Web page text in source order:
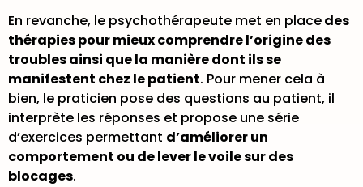
En revanche, le psychothérapeute met en placedes
thérapies pour mieux comprendre l’origine des
troubles ainsi que la manière dont ils se
manifestent chez le patient. Pour mener cela à
bien, le praticien pose des questions au patient, il
interprète les réponses et propose une série
d’exercices permettant d’améliorer un
comportement ou de lever le voile sur des
blocages.